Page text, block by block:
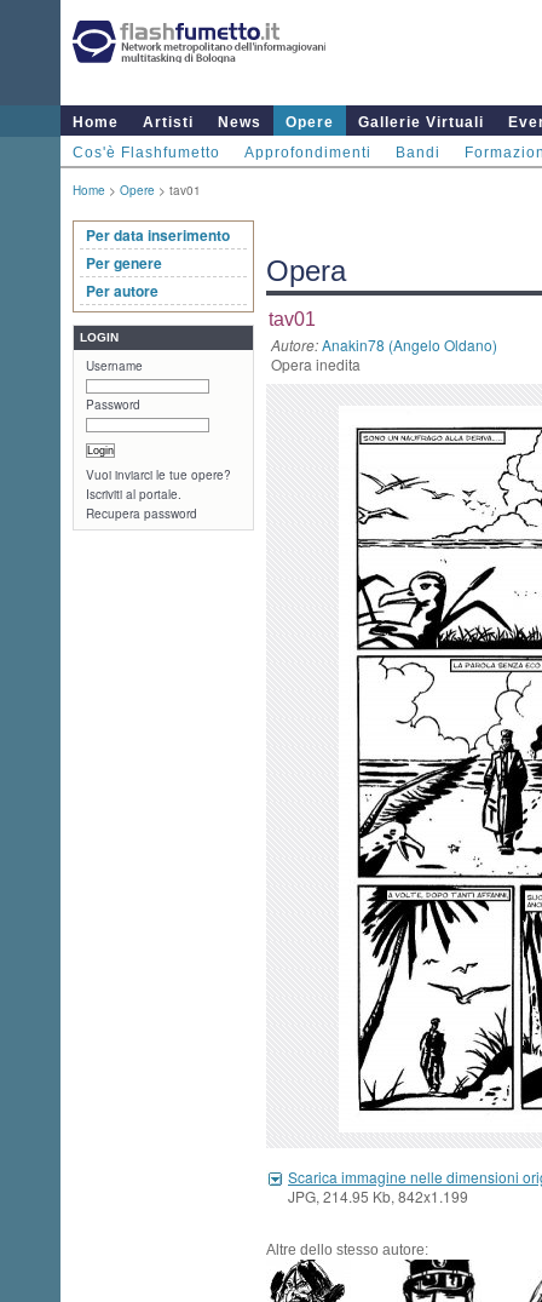
Home Artisti News Opere Gallerie Virtuali
Cos'è Flashfumetto
Approfondimenti Bandi
Home > Opere > tav01
Per data inserimento
Per genere
Per autore
LOGIN
Username
Password
Vuoi inviarci le tue opere?
Iscriviti al portale.
Recupera password
Opera
tav01
Autore:Anakin78 (Angelo Oldano)
Opera inedita
Scarica immagine nelle dimensioni
JPG, 214.95 Kb, 842x1.199
Altre dello stesso autore: